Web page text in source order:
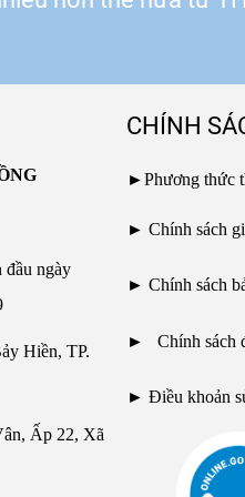
ngày
Hiền, TP.
Ấp 22, Xã
CHÍNH
►Phương thức
► Chính sách
► Chính sách
► Chính sách
► Điều khoản